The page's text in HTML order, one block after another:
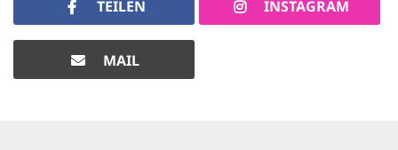
TEILEN INSTAGRAM
MAIL